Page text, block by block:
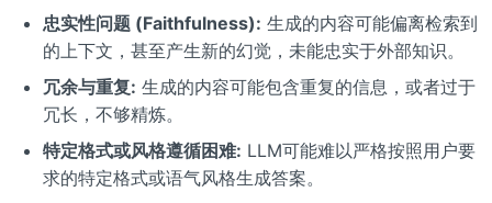
忠实性问题 (Faithfulness): 生成的内容可能偏离检索到
的上下文，甚至产生新的幻觉，未能忠实于外部知识。
冗余与重复: 生成的内容可能包含重复的信息，或者过于
冗长，不够精炼。
特定格式或风格遵循困难: LLM可能难以严格按照用户要
求的特定格式或语气风格生成答案。